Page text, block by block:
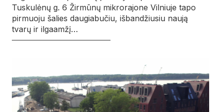
Tuskulėnų g. 6 Žirmūnų mikrorajone Vilniuje tapo
pirmuoju šalies daugiabučiu, išbandžiusiu naują
tvarų ir ilgaamžį…